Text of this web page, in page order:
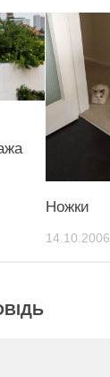
Ножки
14.10.2006